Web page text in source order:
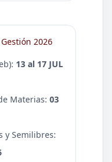
2026
13 al 17 JUL
Materias: 03
y Semilibres: